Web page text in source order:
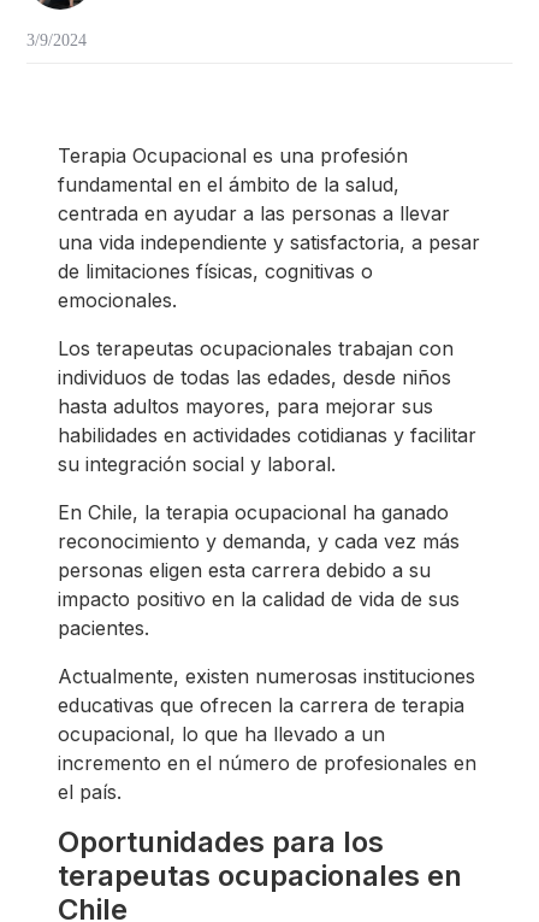
3/9/2024
Terapia Ocupacional es una profesión
fundamental en el ámbito de la salud,
centrada en ayudar a las personas a llevar
una vida independiente y satisfactoria, a pesar
de limitaciones físicas, cognitivas o
emocionales.
Los terapeutas ocupacionales trabajan con
individuos de todas las edades, desde niños
hasta adultos mayores, para mejorar sus
habilidades en actividades cotidianas y facilitar
su integración social y laboral.
En Chile, la terapia ocupacional ha ganado
reconocimiento y demanda, y cada vez más
personas eligen esta carrera debido a su
impacto positivo en la calidad de vida de sus
pacientes.
Actualmente, existen numerosas instituciones
educativas que ofrecen la carrera de terapia
ocupacional, lo que ha llevado a un
incremento en el número de profesionales en
el país.
Oportunidades para los
terapeutas ocupacionales en
Chile